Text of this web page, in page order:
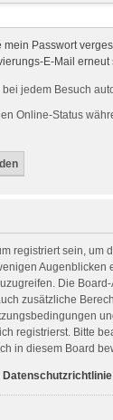
mein Passwort
E-Mail erneut
bei jedem Besuch
Online-Status
registriert sein, um
Augenblicken
Die
zusätzliche
registrierst. Bitte
in diesem Board
Datenschutzrichtlinie